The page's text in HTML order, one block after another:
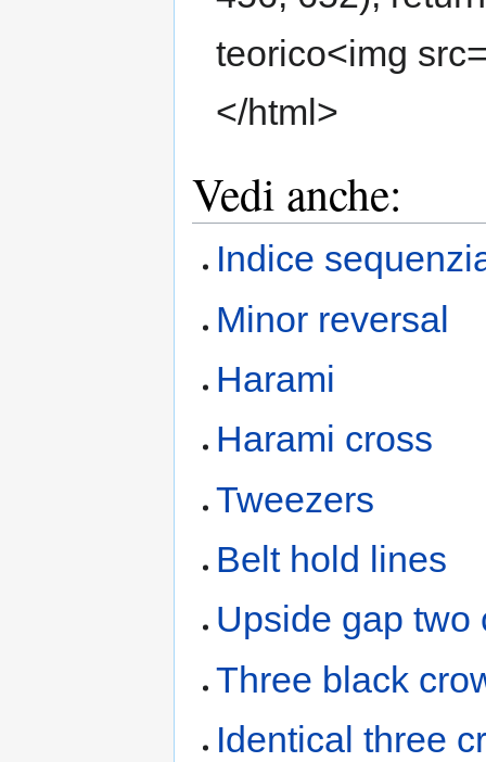
teorico<img
</html>
Vedi anche:
Indice
Minor reversal
Harami
Harami cross
Tweezers
Belt hold lines
Upside gap two
Three black
Identical three